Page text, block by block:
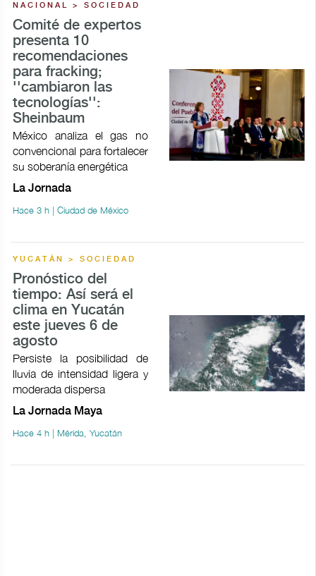
NACIONAL > SOCIEDAD
Comité de expertos
presenta 10
recomendaciones
para fracking;
''cambiaron las
tecnologías'':
Sheinbaum
México analiza el gas no
convencional para fortalecer
su soberanía energética
La Jornada
Hace 3 h | Ciudad de México
YUCATÁN > SOCIEDAD
Pronóstico del
tiempo: Así será el
clima en Yucatán
este jueves 6 de
agosto
Persiste la posibilidad de
lluvia de intensidad ligera y
moderada dispersa
La Jornada Maya
Hace 4 h | Mérida, Yucatán